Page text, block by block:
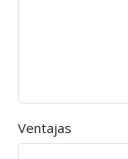
Ventajas